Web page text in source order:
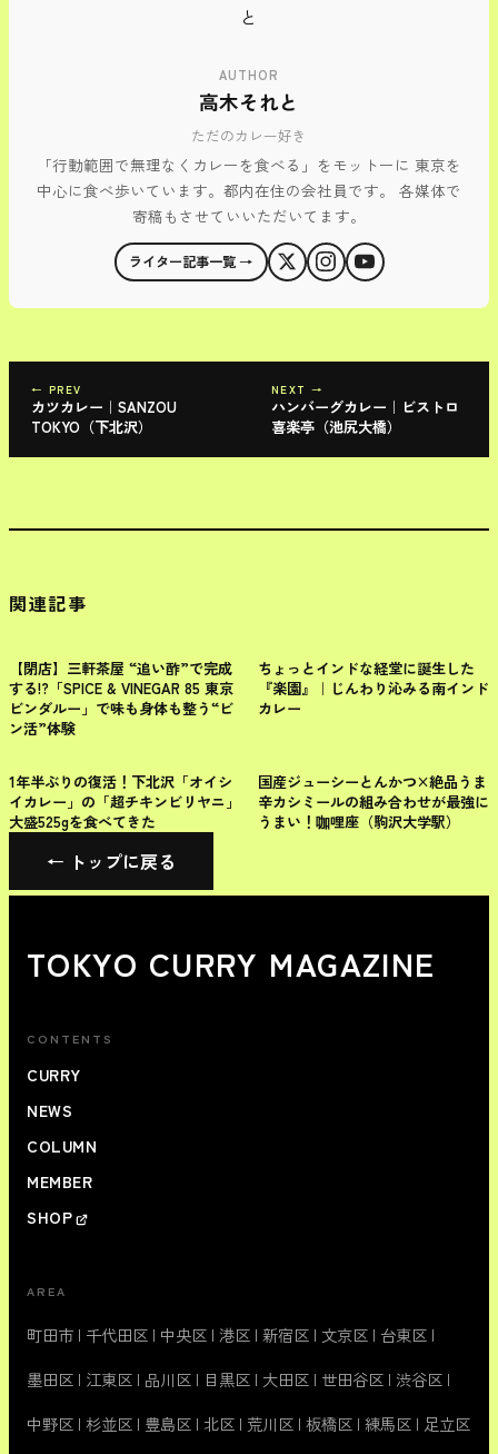
AUTHOR
高木それと
ただのカレー好き
「行動範囲で無理なくカレーを食べる」をモットーに 東京を
中心に食べ歩いています。都内在住の会社員です。 各媒体で
寄稿もさせていいただいてます。
ライター記事一覧 →
← PREV
カツカレー｜SANZOU
TOKYO（下北沢）
NEXT →
ハンバーグカレー｜ビストロ
喜楽亭（池尻大橋）
関連記事
世田谷区
【閉店】三軒茶屋 “追い酢”で完成
する!?「SPICE & VINEGAR 85 東京
ビンダルー」で味も身体も整う“ビ
ン活”体験
世田谷区
ちょっとインドな経堂に誕生した
『楽園』｜じんわり沁みる南インド
カレー
世田谷区
1年半ぶりの復活！下北沢「オイシ
イカレー」の「超チキンビリヤニ」
大盛525gを食べてきた
世田谷区
国産ジューシーとんかつ×絶品うま
辛カシミールの組み合わせが最強に
うまい！咖哩座（駒沢大学駅）
← トップに戻る
TOKYO CURRY MAGAZINE
CONTENTS
CURRY
NEWS
COLUMN
MEMBER
SHOP
AREA
町田市 | 千代田区 | 中央区 | 港区 | 新宿区 | 文京区 | 台東区 |
墨田区 | 江東区 | 品川区 | 目黒区 | 大田区 | 世田谷区 | 渋谷区 |
中野区 | 杉並区 | 豊島区 | 北区 | 荒川区 | 板橋区 | 練馬区 | 足立区